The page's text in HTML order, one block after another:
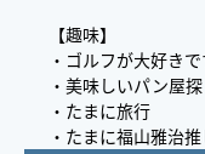
【趣味】
・ゴルフが大好きで
・美味しいパン屋
・たまに旅行
・たまに福山雅治